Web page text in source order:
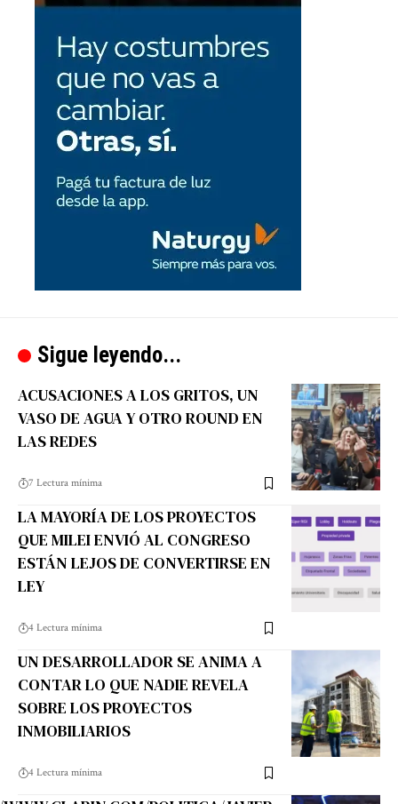
Sigue leyendo...
ACUSACIONES A LOS GRITOS, UN
VASO DE AGUA Y OTRO ROUND EN
LAS REDES
7 Lectura mínima
LA MAYORÍA DE LOS PROYECTOS
QUE MILEI ENVIÓ AL CONGRESO
ESTÁN LEJOS DE CONVERTIRSE EN
LEY
4 Lectura mínima
UN DESARROLLADOR SE ANIMA A
CONTAR LO QUE NADIE REVELA
SOBRE LOS PROYECTOS
INMOBILIARIOS
4 Lectura mínima